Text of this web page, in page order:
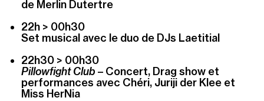
de Merlin Dutertre
22h > 00h30
Set musical avec le duo de DJs Laetitial
22h30 > 00h30
Pillowfight Club – Concert, Drag show et
performances avec Chéri, Juriji der Klee et
Miss HerNia